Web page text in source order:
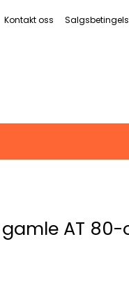
Kontakt oss
AT 80-